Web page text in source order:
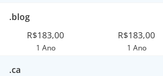
.blog
R$183,00
1 Ano
R$183,00
1 Ano
.ca